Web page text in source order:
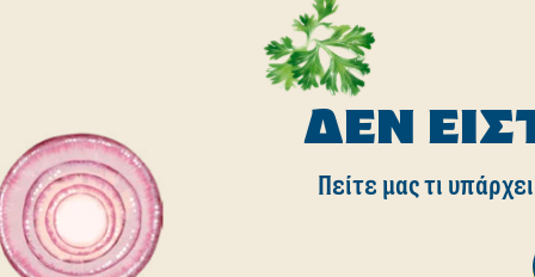
ΔΕΝ
Πείτε μας τι